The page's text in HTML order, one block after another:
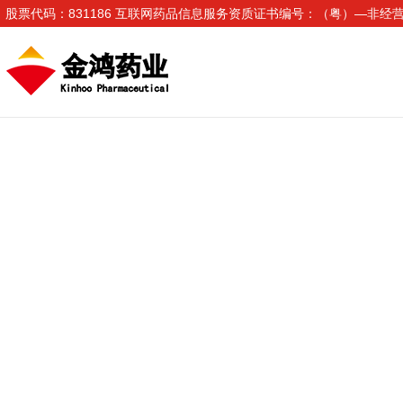
股票代码：831186 互联网药品信息服务资质证书编号：（粤）—非